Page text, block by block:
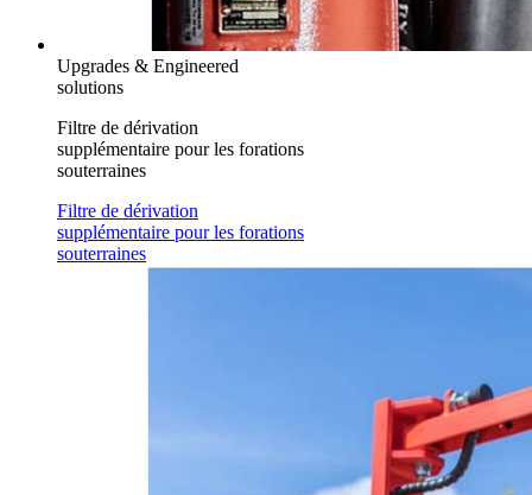
Upgrades & Engineered
solutions
Filtre de dérivation
supplémentaire pour les forations
souterraines
Filtre de dérivation
supplémentaire pour les forations
souterraines